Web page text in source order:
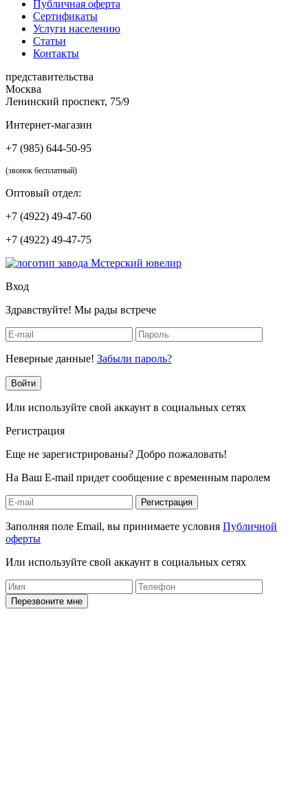
Публичная оферта
Сертификаты
Услуги населению
Статьи
Контакты
представительства
Москва
Ленинский проспект, 75/9
Интернет-магазин
+7 (985) 644-50-95
(звонок бесплатный)
Оптовый отдел:
+7 (4922) 49-47-60
+7 (4922) 49-47-75
Вход
Здравствуйте! Мы рады встрече
Неверные данные! Забыли пароль?
Войти
Или используйте свой аккаунт в социальных сетях
Регистрация
Еще не зарегистрированы? Добро пожаловать!
На Ваш E-mail придет сообщение с временным паролем
Регистрация
Заполняя поле Email, вы принимаете условия Публичной
оферты
Или используйте свой аккаунт в социальных сетях